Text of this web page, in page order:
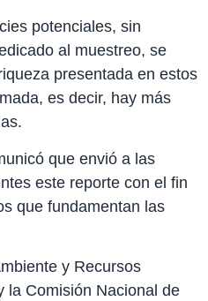
potenciales, sin
al muestreo, se
presentada en estos
es decir, hay más
que envió a las
este reporte con el fin
que fundamentan las
y Recursos
la Comisión Nacional de